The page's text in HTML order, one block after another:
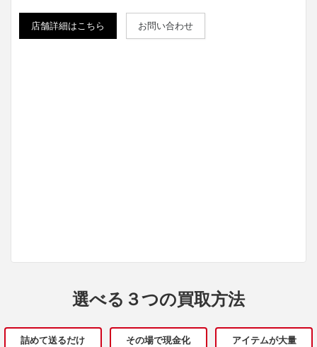
店舗詳細はこちら お問い合わせ
選べる３つの買取方法
詰めて送るだけ その場で現金化 アイテムが大量